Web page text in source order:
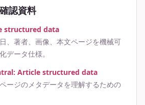
認資料
structured data
、著者、画像、本文ページを機械可
データ仕様。
Article structured data
ージのメタデータを理解するための